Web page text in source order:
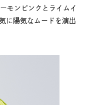
モンピンクとライムイ
に陽気なムードを演出